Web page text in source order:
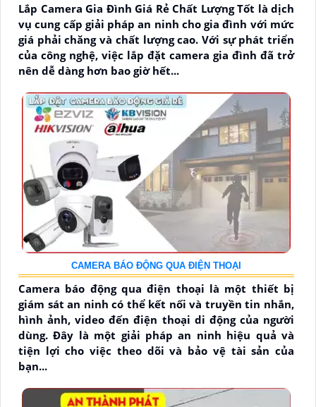
Lắp Camera Gia Đình Giá Rẻ Chất Lượng Tốt là dịch
vụ cung cấp giải pháp an ninh cho gia đình với mức
giá phải chăng và chất lượng cao. Với sự phát triển
của công nghệ, việc lắp đặt camera gia đình đã trở
nên dễ dàng hơn bao giờ hết...
CAMERA BÁO ĐỘNG QUA ĐIỆN THOẠI
Camera báo động qua điện thoại là một thiết bị
giám sát an ninh có thể kết nối và truyền tin nhắn,
hình ảnh, video đến điện thoại di động của người
dùng. Đây là một giải pháp an ninh hiệu quả và
tiện lợi cho việc theo dõi và bảo vệ tài sản của
bạn...